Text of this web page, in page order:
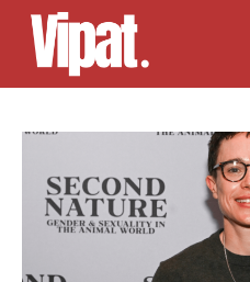
Skip
content